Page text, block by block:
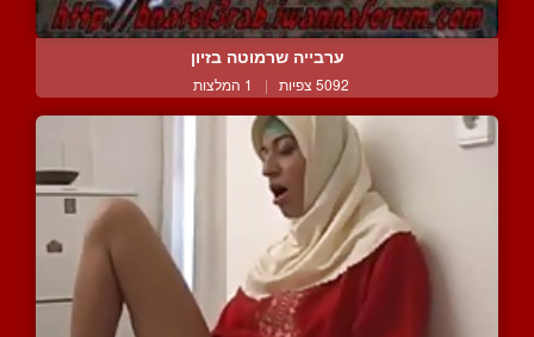
ערבייה שרמוטה בזיון
5092 צפיות | 1 המלצות